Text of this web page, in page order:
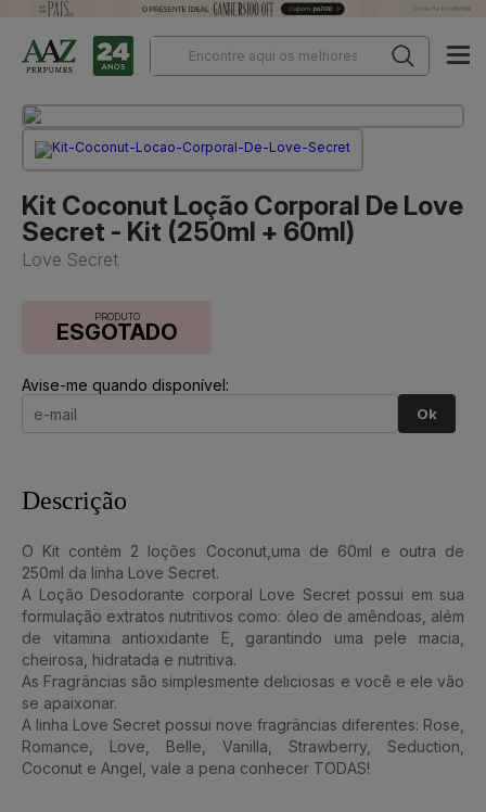
Kit Coconut Loção Corporal De Love
Secret - Kit (250ml + 60ml)
Love Secret
PRODUTO
ESGOTADO
Avise-me quando disponível:
Ok
Descrição
O Kit contém 2 loções Coconut,uma de 60ml e outra de
250ml da linha Love Secret.
A Loção Desodorante corporal Love Secret possui em sua
formulação extratos nutritivos como: óleo de amêndoas, além
de vitamina antioxidante E, garantindo uma pele macia,
cheirosa, hidratada e nutritiva.
As Fragrâncias são simplesmente deliciosas e você e ele vão
se apaixonar.
A linha Love Secret possui nove fragrâncias diferentes: Rose,
Romance, Love, Belle, Vanilla, Strawberry, Seduction,
Coconut e Angel, vale a pena conhecer TODAS!